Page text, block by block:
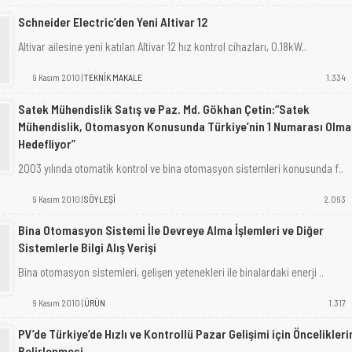
Schneider Electric’den Yeni Altivar 12
Altivar ailesine yeni katılan Altivar 12 hız kontrol cihazları, 0.18kW..
9 Kasım 2010 |TEKNİK MAKALE 1.334
Satek Mühendislik Satış ve Paz. Md. Gökhan Çetin:“Satek
Mühendislik, Otomasyon Konusunda Türkiye’nin 1 Numarası
Hedefliyor”
2003 yılında otomatik kontrol ve bina otomasyon sistemleri konusunda f..
9 Kasım 2010 |SÖYLEŞİ 2.093
Bina Otomasyon Sistemi İle Devreye Alma İşlemleri ve Diğer
Sistemlerle Bilgi Alış Verişi
Bina otomasyon sistemleri, gelişen yetenekleri ile binalardaki enerji ..
9 Kasım 2010 | ÜRÜN 1.317
PV’de Türkiye’de Hızlı ve Kontrollü Pazar Gelişimi için